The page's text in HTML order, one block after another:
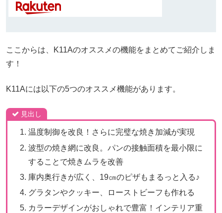
ここからは、K11Aのオススメの機能をまとめてご紹介しま
す！
K11Aには以下の5つのオススメ機能があります。
見出し
温度制御を改良！さらに完璧な焼き加減が実現
波型の焼き網に改良。パンの接触面積を最小限に
することで焼きムラを改善
庫内奥行きが広く、19㎝のピザもまるっと入る♪
グラタンやクッキー、ローストビーフも作れる
カラーデザインがおしゃれで豊富！インテリア重